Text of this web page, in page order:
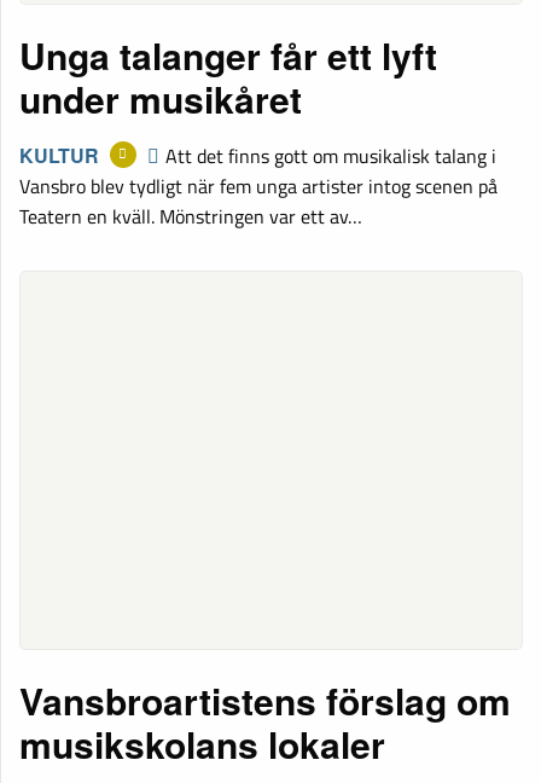
Unga talanger får ett lyft
under musikåret
KULTUR
Att det finns gott om musikalisk talang i
Vansbro blev tydligt när fem unga artister intog scenen på
Teatern en kväll. Mönstringen var ett av…
Vansbroartistens förslag om
musikskolans lokaler